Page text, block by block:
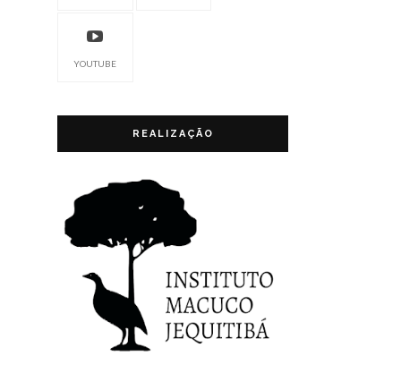
YOUTUBE
REALIZAÇÃO